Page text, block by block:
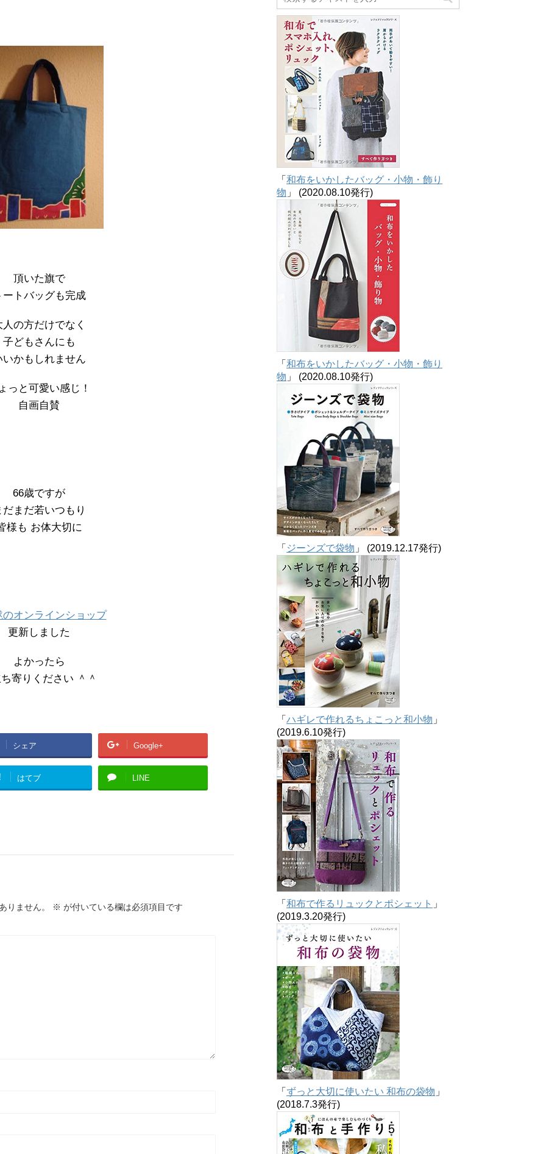
頂いた旗で
ートバッグも完成
人の方だけでなく
子どもさんにも
いかもしれません
っと可愛い感じ！
自画自賛
66歳ですが
だまだ若いつもり
様も お体大切に
のオンラインショップ
更新しました
よかったら
寄りください ＾＾
シェア Google+
はてブ LINE
りません。 ※ が付いている欄は必須項目です
イ
ブ
「 和布をいかしたバッグ・小物・飾り
物 」 (2020.08.10発行)
「 和布をいかしたバッグ・小物・飾り
物 」 (2020.08.10発行)
「 ジーンズで袋物 」 (2019.12.17発行)
「 ハギレで作れるちょこっと和小物 」
(2019.6.10発行)
「 和布で作るリュックとポシェット 」
(2019.3.20発行)
「 ずっと大切に使いたい 和布の袋物 」
(2018.7.3発行)